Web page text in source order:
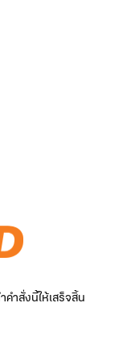
ำสั่งนี้ให้เสร็จสิ้น